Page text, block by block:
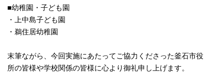
■幼稚園・子ども園
・上中島子ども園
・鵜住居幼稚園
末筆ながら、今回実施にあたってご協力くださった釜石市役
所の皆様や学校関係の皆様に心より御礼申し上げます。